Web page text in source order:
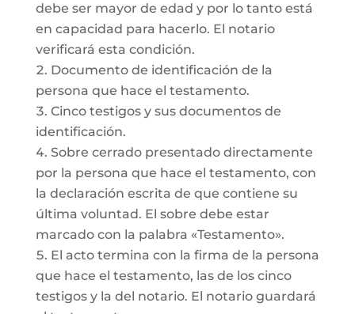
debe ser mayor de edad y por lo tanto está
en capacidad para hacerlo. El notario
verificará esta condición.
Documento de identificación de la
persona que hace el testamento.
Cinco testigos y sus documentos de
identificación.
Sobre cerrado presentado directamente
por la persona que hace el testamento, con
la declaración escrita de que contiene su
última voluntad. El sobre debe estar
marcado con la palabra «Testamento».
El acto termina con la firma de la persona
que hace el testamento, las de los cinco
testigos y la del notario. El notario guardará